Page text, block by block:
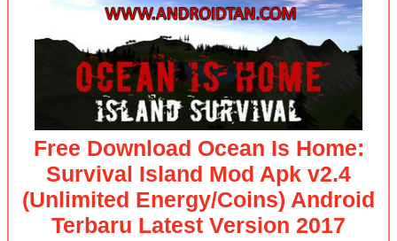
Free Download Ocean Is Home:
Survival Island Моd Apk v2.4
(Unlimited Energy/Coins) Android
Terbaru Latest Version 2017